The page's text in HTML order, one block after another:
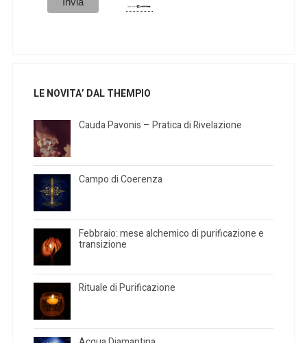
LE NOVITA’ DAL THEMPIO
Cauda Pavonis – Pratica di Rivelazione
Campo di Coerenza
Febbraio: mese alchemico di purificazione e
transizione
Rituale di Purificazione